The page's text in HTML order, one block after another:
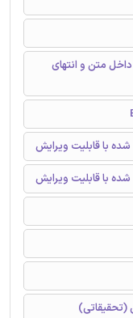
متن و انتهای
(تحقیقاتی)